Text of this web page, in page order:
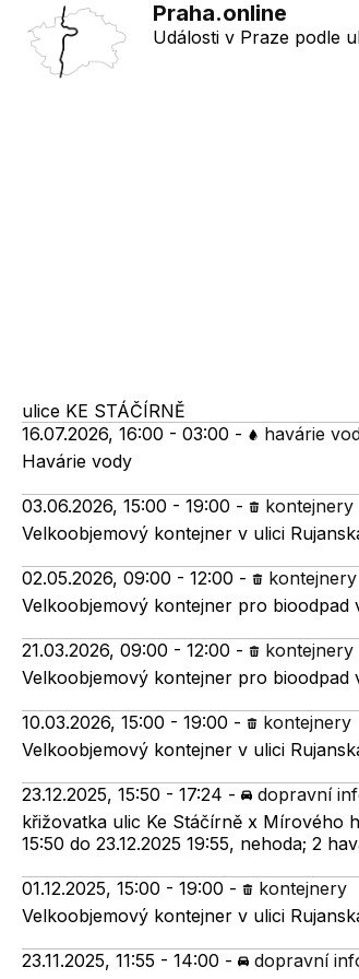
Praha.online
Události v Praze podle
ulice KE STÁČÍRNĚ
16.07.2026, 16:00 - 03:00 -
havárie
Havárie vody
03.06.2026, 15:00 - 19:00 -
kontejnery
Velkoobjemový kontejner v ulici
02.05.2026, 09:00 - 12:00 -
kontejnery
Velkoobjemový kontejner pro bioodpad
21.03.2026, 09:00 - 12:00 -
kontejnery
Velkoobjemový kontejner pro bioodpad
10.03.2026, 15:00 - 19:00 -
kontejnery
Velkoobjemový kontejner v ulici
23.12.2025, 15:50 - 17:24 -
dopravní
křižovatka ulic Ke Stáčírně x Mírového
15:50 do 23.12.2025 19:55, nehoda; 2
01.12.2025, 15:00 - 19:00 -
kontejnery
Velkoobjemový kontejner v ulici
23.11.2025, 11:55 - 14:00 -
dopravní